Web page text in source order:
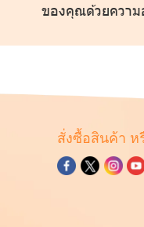
ของคุณด้วยควา
สั่งซื้อสินค้า ห